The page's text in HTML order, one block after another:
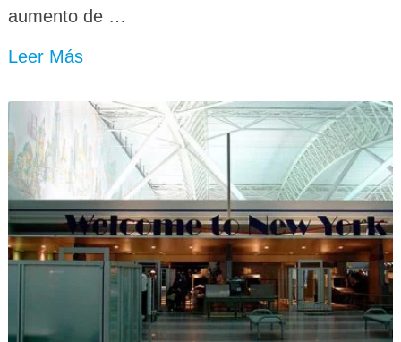
aumento de …
Leer Más